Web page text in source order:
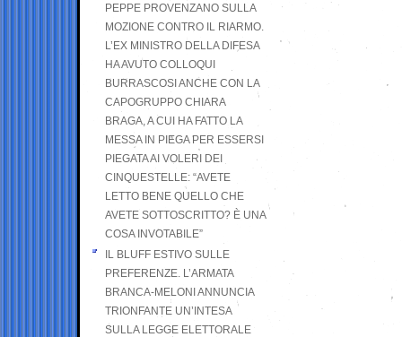
PEPPE PROVENZANO SULLA
MOZIONE CONTRO IL RIARMO.
L’EX MINISTRO DELLA DIFESA
HA AVUTO COLLOQUI
BURRASCOSI ANCHE CON LA
CAPOGRUPPO CHIARA
BRAGA, A CUI HA FATTO LA
MESSA IN PIEGA PER ESSERSI
PIEGATA AI VOLERI DEI
CINQUESTELLE: “AVETE
LETTO BENE QUELLO CHE
AVETE SOTTOSCRITTO? È UNA
COSA INVOTABILE”
IL BLUFF ESTIVO SULLE
PREFERENZE. L’ARMATA
BRANCA-MELONI ANNUNCIA
TRIONFANTE UN’INTESA
SULLA LEGGE ELETTORALE